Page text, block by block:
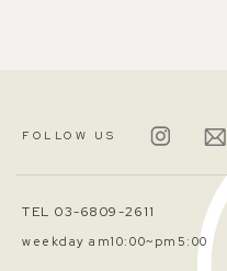
FOLLOW US
TEL 03-6809-2611
weekday am10:00~pm5:00